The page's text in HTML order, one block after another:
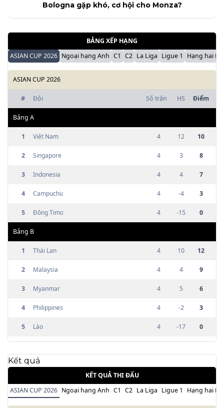
Bologna gặp khó, cơ hội cho Monza?
BẢNG XẾP HẠNG
ASIAN CUP 2026 Ngoại hạng Anh C1 C2 La Liga Ligue 1 Hạng hai
ASIAN CUP 2026
# Đội Số trận HS Điểm
Bảng A
1 Việt Nam 4 12 10
2 Singapore 4 3 8
3 Indonesia 4 4 7
4 Campuchia 4 -4 3
5 Đông Timor 4 -15 0
Bảng B
1 Thái Lan 4 10 12
2 Malaysia 4 4 9
3 Myanmar 4 5 6
4 Philippines 4 -2 3
5 Lào 4 -17 0
Kết quả
KẾT QUẢ THI ĐẤU
ASIAN CUP 2026 Ngoại hạng Anh C1 C2 La Liga Ligue 1 Hạng hai